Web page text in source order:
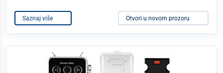
Saznaj više Otvori u novom prozoru